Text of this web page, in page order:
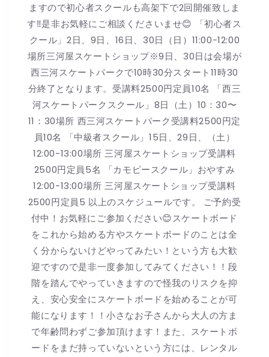
ますので初心者スクールも高架下で2回開催致しま
す‼️是非お気軽にご相談くださいませ😊 「初心者ス
クール」2日、9日、16日、30日（日）11:00-12:00
場所三河屋スケートショップ※9日、30日は会場が
西三河スケートパークで10時30分スタート11時30
分終了となります。受講料2500円定員10名 「西三
河スケートパークスクール」8日（土）10：30〜
11：30場所 西三河スケートパーク受講料2500円定
員10名 「中級者スクール」15日、29日、（土）
12:00-13:00場所 三河屋スケートショップ受講料
2500円定員5名 「カモピースクール」おやすみ
12:00-13:00場所 三河屋スケートショップ受講料
2500円定員5 以上のスケジュールです。 ご予約受
付中！お気軽にご参加ください😊スケートボード
をこれから始める方やスケートボードのことは全
く分からないけどやってみたい！という方も大歓
迎ですので是非一度参加してみてください！！段
階を踏んでやっていきますので怪我のリスクを抑
え、安心安全にスケートボードを始めることが可
能になります！！小さなお子さんから大人の方ま
で年齢問わずご参加頂けます！また、スケートボ
ードをまだ持っていないという方には、レンタル